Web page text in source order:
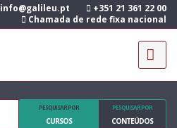
info@galileu.pt
+351 21 361 22 00
Chamada de rede fixa nacional
PESQUISAR POR
CURSOS
PESQUISAR POR
CONTEÚDOS